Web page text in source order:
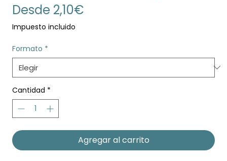
Desde 2,10€Precio
Impuesto incluido
Formato *
Cantidad *
Agregar al carrito